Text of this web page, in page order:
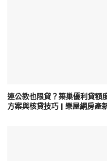
連公教也限貸？築巢優利貸額
方案與核貸技巧 | 樂屋網房產